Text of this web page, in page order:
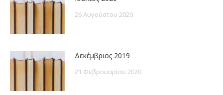
26 Αυγούστου 2020
Δεκέμβριος 2019
21 Φεβρουαρίου 2020